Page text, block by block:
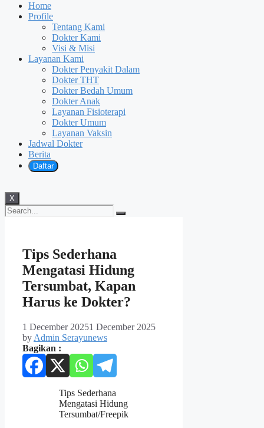
Home
Profile
Tentang Kami
Dokter Kami
Visi & Misi
Layanan Kami
Dokter Penyakit Dalam
Dokter THT
Dokter Bedah Umum
Dokter Anak
Layanan Fisioterapi
Dokter Umum
Layanan Vaksin
Jadwal Dokter
Berita
Daftar
X
Tips Sederhana
Mengatasi Hidung
Tersumbat, Kapan
Harus ke Dokter?
1 December 20251 December 2025
by Admin Serayunews
Bagikan :
Tips Sederhana
Mengatasi Hidung
Tersumbat/Freepik